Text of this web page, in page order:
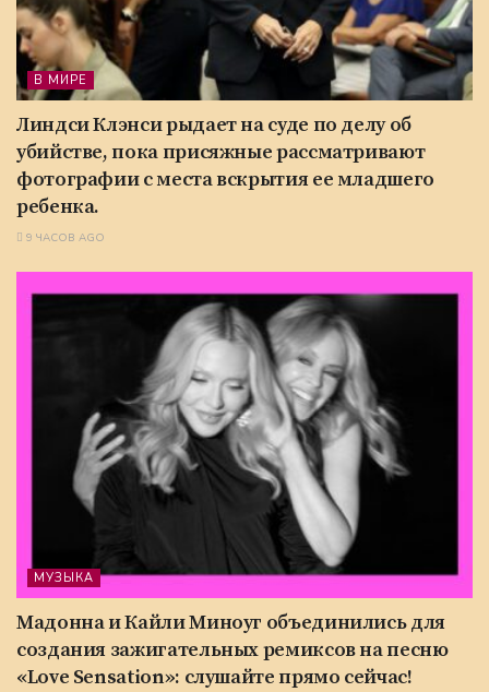
В МИРЕ
Линдси Клэнси рыдает на суде по делу об
убийстве, пока присяжные рассматривают
фотографии с места вскрытия ее младшего
ребенка.
9 ЧАСОВ AGO
МУЗЫКА
Мадонна и Кайли Миноуг объединились для
создания зажигательных ремиксов на песню
«Love Sensation»: слушайте прямо сейчас!